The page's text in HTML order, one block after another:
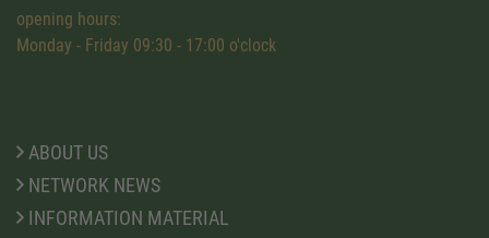
opening hours:
Monday - Friday 09:30 - 17:00 o'clock
ABOUT US
NETWORK NEWS
INFORMATION MATERIAL